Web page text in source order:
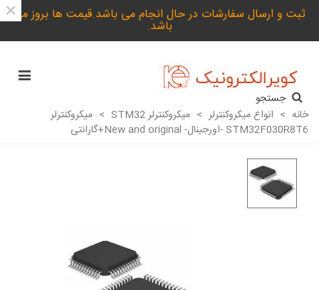
ثبت و ارسال سفارشات در حال انجام می باشد.قیمت ها بروز می
باشد.
×
جستجو
خانه > انواع میکروکنترلر > میکروکنترلر STM32 > میکروکنترلر
STM32F030R8T6 -اورجینال- New and original+گارانتی